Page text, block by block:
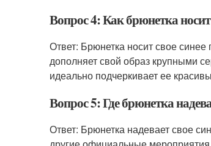
Вопрос 4: Как брюнетка носит
Ответ: Брюнетка носит свое
дополняет свой образ крупными
идеально подчеркивает ее
Вопрос 5: Где брюнетка
Ответ: Брюнетка надевает свое